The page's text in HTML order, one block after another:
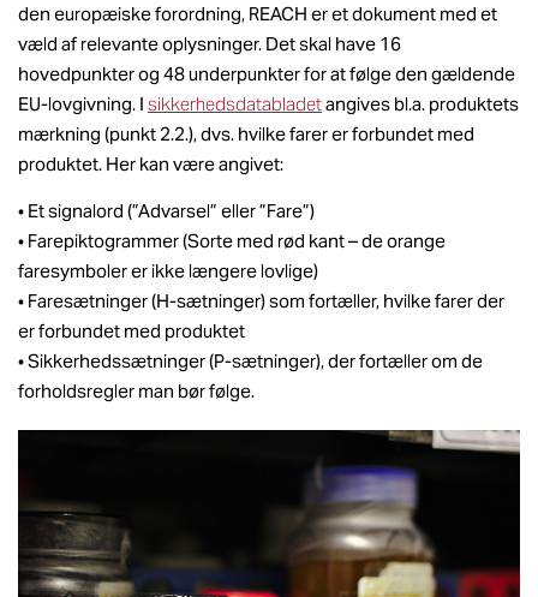
den europæiske forordning, REACH er et dokument med et
væld af relevante oplysninger. Det skal have 16
hovedpunkter og 48 underpunkter for at følge den gældende
EU-lovgivning. I sikkerhedsdatabladetangives bl.a. produktets
mærkning (punkt 2.2.), dvs. hvilke farer er forbundet med
produktet. Her kan være angivet:
• Et signalord (”Advarsel” eller ”Fare”)
• Farepiktogrammer (Sorte med rød kant – de orange
faresymboler er ikke længere lovlige)
• Faresætninger (H-sætninger) som fortæller, hvilke farer der
er forbundet med produktet
• Sikkerhedssætninger (P-sætninger), der fortæller om de
forholdsregler man bør følge.